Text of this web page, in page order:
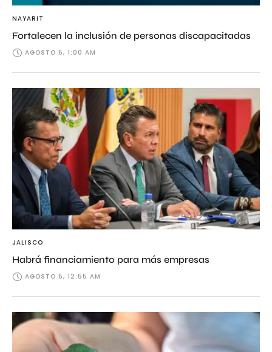
NAYARIT
Fortalecen la inclusión de personas discapacitadas
AGOSTO 5, 1:00 AM
JALISCO
Habrá financiamiento para más empresas
AGOSTO 5, 12:55 AM